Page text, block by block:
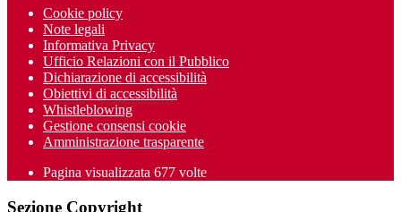
Cookie policy
Note legali
Informativa Privacy
Ufficio Relazioni con il Pubblico
Dichiarazione di accessibilità
Obiettivi di accessibilità
Whistleblowing
Gestione consensi cookie
Amministrazione trasparente
Pagina visualizzata 677 volte
Sezione Copyright